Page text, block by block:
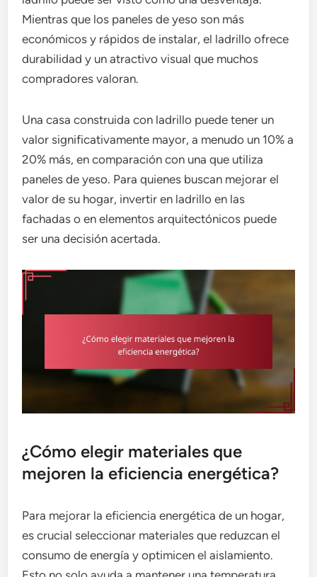
Mientras que los paneles de yeso son más
económicos y rápidos de instalar, el ladrillo ofrece
durabilidad y un atractivo visual que muchos
compradores valoran.
Una casa construida con ladrillo puede tener un
valor significativamente mayor, a menudo un 10% a
20% más, en comparación con una que utiliza
paneles de yeso. Para quienes buscan mejorar el
valor de su hogar, invertir en ladrillo en las
fachadas o en elementos arquitectónicos puede
ser una decisión acertada.
¿Cómo elegir materiales que
mejoren la eficiencia energética?
Para mejorar la eficiencia energética de un hogar,
es crucial seleccionar materiales que reduzcan el
consumo de energía y optimicen el aislamiento.